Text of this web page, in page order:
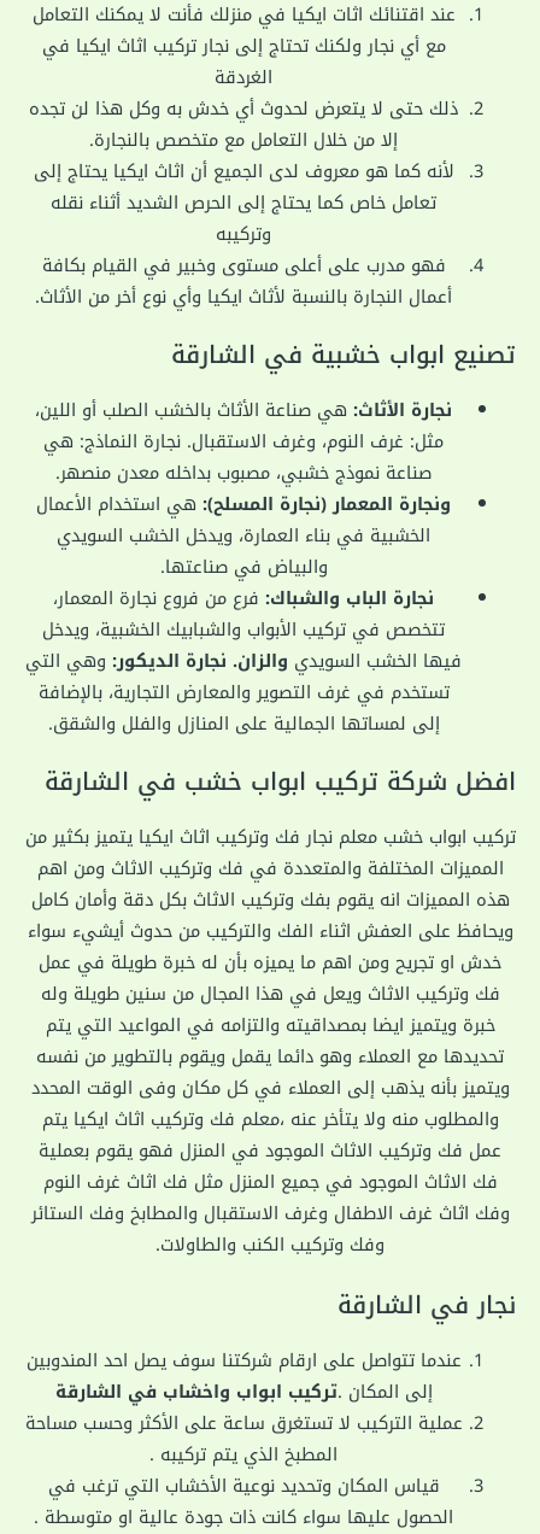
عند اقتنائك اثات ايكيا في منزلك فأنت لا يمكنك التعامل
مع أي نجار ولكنك تحتاج إلى نجار تركيب اثاث ايكيا في
الغردقة
ذلك حتى لا يتعرض لحدوث أي خدش به وكل هذا لن تجده
إلا من خلال التعامل مع متخصص بالنجارة.
لأنه كما هو معروف لدى الجميع أن اثاث ايكيا يحتاج إلى
تعامل خاص كما يحتاج إلى الحرص الشديد أثناء نقله
وتركيبه
فهو مدرب على أعلى مستوى وخبير في القيام بكافة
أعمال النجارة بالنسبة لأثاث ايكيا وأي نوع أخر من الأثاث.
تصنيع ابواب خشبية في الشارقة
نجارة الأثاث: هي صناعة الأثاث بالخشب الصلب أو اللين،
مثل: غرف النوم، وغرف الاستقبال. نجارة النماذج: هي
صناعة نموذج خشبي، مصبوب بداخله معدن منصهر.
ونجارة المعمار (نجارة المسلح): هي استخدام الأعمال
الخشبية في بناء العمارة، ويدخل الخشب السويدي
والبياض في صناعتها.
نجارة الباب والشباك: فرع من فروع نجارة المعمار،
تتخصص في تركيب الأبواب والشبابيك الخشبية، ويدخل
فيها الخشب السويدي والزان. نجارة الديكور: وهي التي
تستخدم في غرف التصوير والمعارض التجارية، بالإضافة
إلى لمساتها الجمالية على المنازل والفلل والشقق.
افضل شركة تركيب ابواب خشب في الشارقة
تركيب ابواب خشب معلم نجار فك وتركيب اثاث ايكيا يتميز بكثير من
المميزات المختلفة والمتعددة في فك وتركيب الاثاث ومن اهم
هذه المميزات انه يقوم بفك وتركيب الاثاث بكل دقة وأمان كامل
ويحافظ على العفش اثناء الفك والتركيب من حدوث أيشيء سواء
خدش او تجريح ومن اهم ما يميزه بأن له خبرة طويلة في عمل
فك وتركيب الاثاث ويعل في هذا المجال من سنين طويلة وله
خبرة ويتميز ايضا بمصداقيته والتزامه في المواعيد التي يتم
تحديدها مع العملاء وهو دائما يقمل ويقوم بالتطوير من نفسه
ويتميز بأنه يذهب إلى العملاء في كل مكان وفى الوقت المحدد
والمطلوب منه ولا يتأخر عنه ،معلم فك وتركيب اثاث ايكيا يتم
عمل فك وتركيب الاثاث الموجود في المنزل فهو يقوم بعملية
فك الاثاث الموجود في جميع المنزل مثل فك اثاث غرف النوم
وفك اثاث غرف الاطفال وغرف الاستقبال والمطابخ وفك الستائر
وفك وتركيب الكنب والطاولات.
نجار في الشارقة
عندما تتواصل على ارقام شركتنا سوف يصل احد المندوبين
إلى المكان .تركيب ابواب واخشاب في الشارقة
عملية التركيب لا تستغرق ساعة على الأكثر وحسب مساحة
المطبخ الذي يتم تركيبه .
قياس المكان وتحديد نوعية الأخشاب التي ترغب في
الحصول عليها سواء كانت ذات جودة عالية او متوسطة .